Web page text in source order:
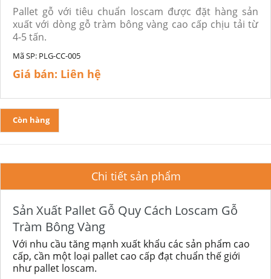
Pallet gỗ với tiêu chuẩn loscam được đặt hàng sản
xuất với dòng gỗ tràm bông vàng cao cấp chịu tải từ
4-5 tấn.
Mã SP: PLG-CC-005
Giá bán: Liên hệ
Còn hàng
Chi tiết sản phẩm
Sản Xuất Pallet Gỗ Quy Cách Loscam Gỗ
Tràm Bông Vàng
Với nhu cầu tăng mạnh xuất khẩu các sản phẩm cao
cấp, cần một loại pallet cao cấp đạt chuẩn thế giới
như pallet loscam.